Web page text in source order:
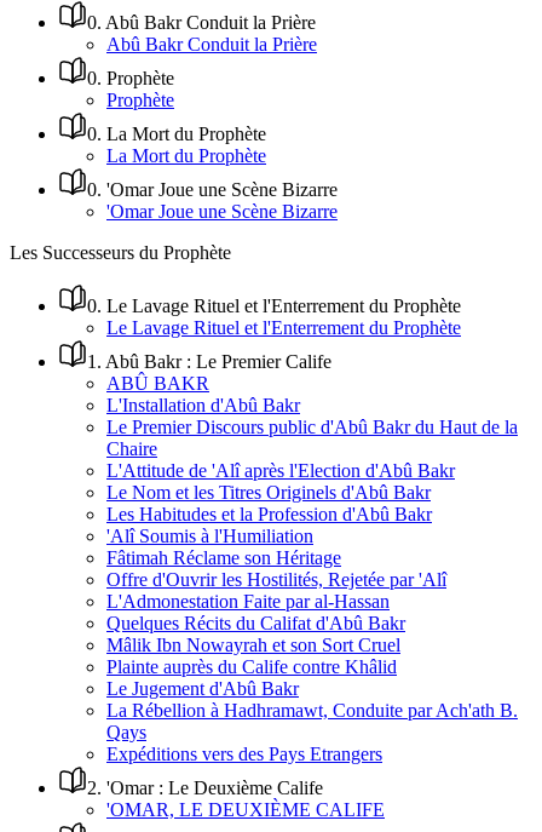
0. Abû Bakr Conduit la Prière
Abû Bakr Conduit la Prière
0. Prophète
Prophète
0. La Mort du Prophète
La Mort du Prophète
0. 'Omar Joue une Scène Bizarre
'Omar Joue une Scène Bizarre
Les Successeurs du Prophète
0. Le Lavage Rituel et l'Enterrement du Prophète
Le Lavage Rituel et l'Enterrement du Prophète
1 . Abû Bakr : Le Premier Calife
ABÛ BAKR
L'Installation d'Abû Bakr
Le Premier Discours public d'Abû Bakr du Haut de la
Chaire
L'Attitude de 'Alî après l'Election d'Abû Bakr
Le Nom et les Titres Originels d'Abû Bakr
Les Habitudes et la Profession d'Abû Bakr
'Alî Soumis à l'Humiliation
Fâtimah Réclame son Héritage
Offre d'Ouvrir les Hostilités, Rejetée par 'Alî
L'Admonestation Faite par al-Hassan
Quelques Récits du Califat d'Abû Bakr
Mâlik Ibn Nowayrah et son Sort Cruel
Plainte auprès du Calife contre Khâlid
Le Jugement d'Abû Bakr
La Rébellion à Hadhramawt, Conduite par Ach'ath B.
Qays
Expéditions vers des Pays Etrangers
2. 'Omar : Le Deuxième Calife
'OMAR, LE DEUXIÈME CALIFE